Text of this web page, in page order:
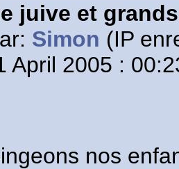
juive et
Simon (IP
April 2005 :
nos